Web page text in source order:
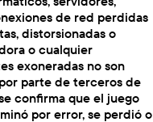
de red perdidas
distorsionadas o
o cualquier
exoneradas no son
parte de terceros de
confirma que el juego
por error, se perdió o